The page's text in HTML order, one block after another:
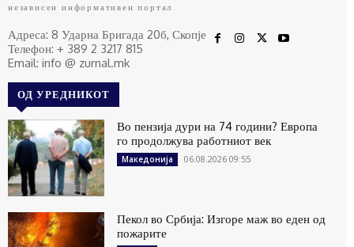
независен информативен портал
Адреса: 8 Ударна Бригада 20б, Скопје
Телефон: + 389 2 3217 815
Email: info @ zurnal.mk
ОД УРЕДНИКОТ
Во пензија дури на 74 години? Европа
го продолжува работниот век
Македонија 06.08.2026 09:55
Пекол во Србија: Изгоре маж во еден од
пожарите